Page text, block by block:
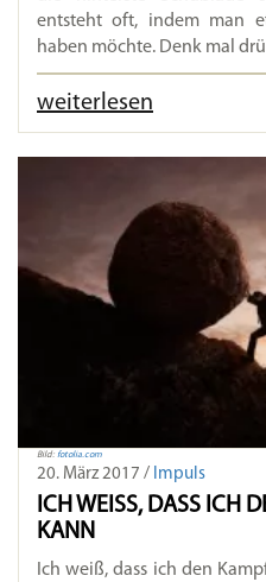
entsteht oft, indem man
haben möchte. Denk mal
weiterlesen
Bild: fotolia.com
20. März 2017 / Impuls
ICH WEISS, DASS ICH
ANN
Ich weiß, dass ich den